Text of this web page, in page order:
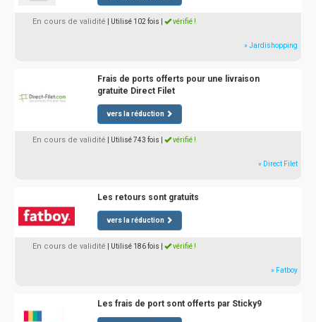
En cours de validité | Utilisé 102 fois vérifié !
» Jardishopping
Frais de ports offerts pour une livraison
gratuite Direct Filet
vers la réduction
En cours de validité | Utilisé 743 fois vérifié !
» Direct Filet
Les retours sont gratuits
vers la réduction
En cours de validité | Utilisé 186 fois vérifié !
» Fatboy
Les frais de port sont offerts par Sticky9